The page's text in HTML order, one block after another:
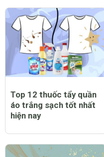
Top 12 thuốc tẩy quần
áo trắng sạch tốt nhất
hiện nay